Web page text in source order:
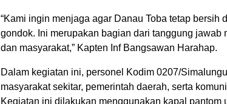
“Kami ingin menjaga agar Danau Toba tetap bersih
gondok. Ini merupakan bagian dari tanggung jawab
dan masyarakat,” Kapten Inf Bangsawan Harahap.
Dalam kegiatan ini, personel Kodim 0207/
masyarakat sekitar, pemerintah daerah, serta
Kegiatan ini dilakukan menggunakan kapal pantom